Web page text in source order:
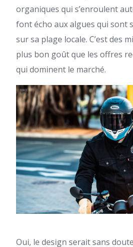
organiques qui s’enroulent
font écho aux algues qui sont
sur sa plage locale. C’est des
plus bon goût que les offres
qui dominent le marché.
Oui, le design serait sans